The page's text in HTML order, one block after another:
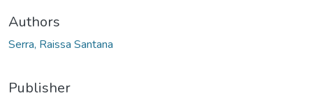
Authors
Serra, Raissa Santana
Publisher